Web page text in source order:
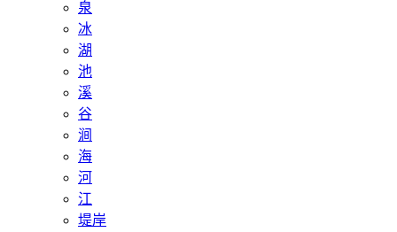
泉
冰
湖
池
溪
谷
涧
海
河
江
堤岸